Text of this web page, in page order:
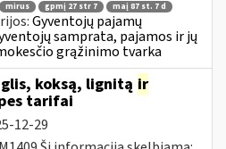
mirus gpmį 27 str 7 maį 87 st. 7 d
Gyventojų pajamų
samprata, pajamos ir jų
grąžinimo tvarka
koksą, lignitą ir
tarifai
12-29